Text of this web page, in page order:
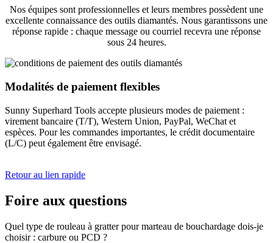
Nos équipes sont professionnelles et leurs membres possèdent une
excellente connaissance des outils diamantés. Nous garantissons une
réponse rapide : chaque message ou courriel recevra une réponse
sous 24 heures.
Modalités de paiement flexibles
Sunny Superhard Tools accepte plusieurs modes de paiement :
virement bancaire (T/T), Western Union, PayPal, WeChat et
espèces. Pour les commandes importantes, le crédit documentaire
(L/C) peut également être envisagé.
Retour au lien rapide
Foire aux questions
Quel type de rouleau à gratter pour marteau de bouchardage dois-je
choisir : carbure ou PCD ?